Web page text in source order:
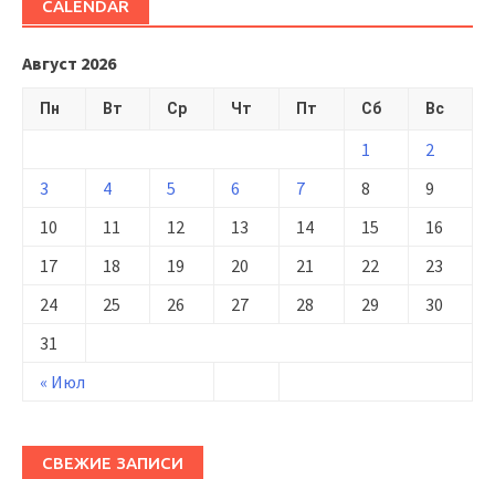
CALENDAR
Август 2026
Пн Вт Ср Чт Пт Сб Вс
« Июл
1
2
3
4 5 6 7 8
9
10
11 12 13 14 15
16
17
18 19 20 21 22
23
24
25 26 27 28 29
30
31
СВЕЖИЕ ЗАПИСИ